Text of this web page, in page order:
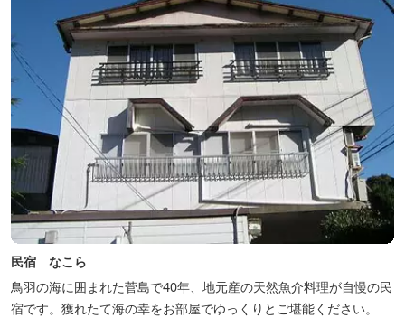
民宿 なこら
鳥羽の海に囲まれた菅島で40年、地元産の天然魚介料理が自慢の民
宿です。獲れたて海の幸をお部屋でゆっくりとご堪能ください。